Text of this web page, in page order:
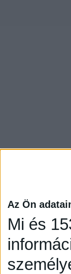
Az Ön
Mi és